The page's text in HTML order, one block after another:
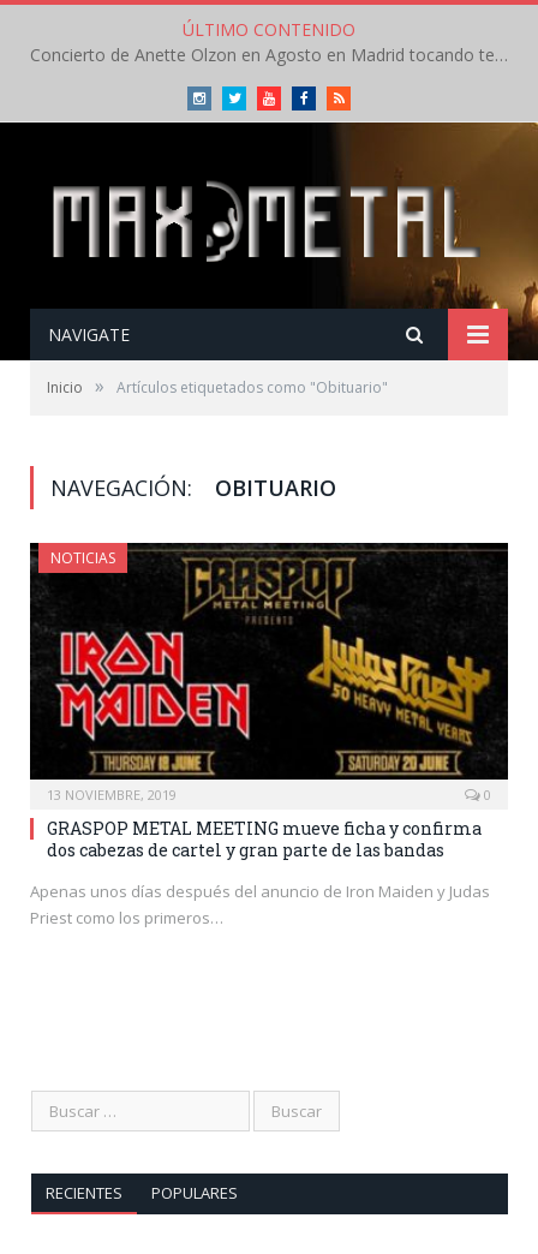
ÚLTIMO CONTENIDO
Concierto de Anette Olzon en Agosto en Madrid tocando temas de Nightwish
InstagramTwitterYoutubeFacebookRSS
NAVIGATE
Inicio » Artículos etiquetados como "Obituario"
NAVEGACIÓN: OBITUARIO
NOTICIAS
13 NOVIEMBRE, 2019 0
GRASPOP METAL MEETING mueve ficha y confirma
dos cabezas de cartel y gran parte de las bandas
Apenas unos días después del anuncio de Iron Maiden y Judas
Priest como los primeros…
RECIENTES POPULARES